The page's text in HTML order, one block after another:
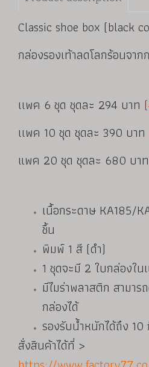
Classic shoe box (black
กล่องรองเท้าลดโลกร้อนจา
เเพค 6 ชุด ชุดละ 294 บาท
เเพค 10 ชุด ชุดละ 390 บาท
แพค 20 ชุด ชุดละ 680 บาท
เนื้อกระดาษ KA185/
ชื้น
พิมพ์ 1 สี (ดำ)
1 ชุดจะมี 2 ใบกล่องใน
มีไมร่าพลาสติก สามา
กล่องได้
รองรับน้ำหนักได้ถึง 10
สั่งสินค้าได้ที่ >